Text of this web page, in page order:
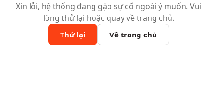
Xin lỗi, hệ thống đang gặp sự cố ngoài ý muốn. Vui
lòng thử lại hoặc quay về trang chủ.
Thử lại Về trang chủ